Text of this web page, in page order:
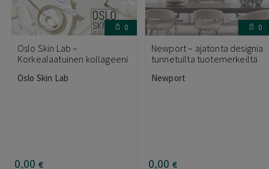
0
Oslo Skin Lab –
Korkealaatuinen kollageeni
Oslo Skin Lab
0,00 €
0
Newport – ajatonta designia
tunnetuilta tuotemerkeiltä
Newport
0,00 €